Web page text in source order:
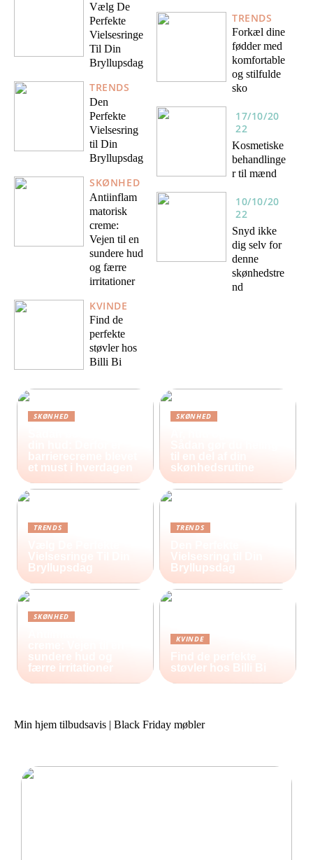
Vælg De
Perfekte
Vielsesringe
Til Din
Bryllupsdag
TRENDS
Den
Perfekte
Vielsesring
til Din
Bryllupsdag
SKØNHED
Antiinflam
matorisk
creme:
Vejen til en
sundere hud
og færre
irritationer
KVINDE
Find de
perfekte
støvler hos
Billi Bi
TRENDS
Forkæl dine
fødder med
komfortable
og stilfulde
sko
17/10/20
22
Kosmetiske
behandlinge
r til mænd
10/10/20
22
Snyd ikke
dig selv for
denne
skønhedstre
nd
SKØNHED
barrierecreme blevet
et must i hverdagen
SKØNHED
til en del af din
skønhedsrutine
TRENDS
Vielsesringe Til Din
Bryllupsdag
TRENDS
Vielsesring til Din
Bryllupsdag
SKØNHED
sundere hud og
færre irritationer
KVINDE
Find de perfekte
støvler hos Billi Bi
Min hjem tilbudsavis | Black Friday møbler